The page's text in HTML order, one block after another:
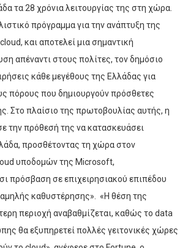
τα 28 χρόνια λειτουργίας της στη χώρα.
πρόγραµµα για την ανάπτυξη της
και αποτελεί µια σηµαντική
απέναντι στους πολίτες, τον δηµόσιο
κάθε µεγέθους της Ελλάδας για
πόρους που δηµιουργούν πρόσθετες
Στο πλαίσιο της πρωτοβουλίας αυτής, η
την πρόθεσή της να κατασκευάσει
προσθέτοντας τη χώρα στον
υποδοµών της Μicrosoft,
πρόσβαση σε επιχειρησιακού επιπέδου
καθυστέρησης». «Η θέση της
περιοχή αναβαθµίζεται, καθώς το data
θα εξυπηρετεί πολλές γειτονικές χώρες